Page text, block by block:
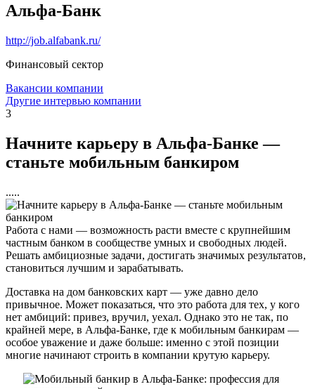
Альфа-Банк
http://job.alfabank.ru/
Финансовый сектор
Вакансии компании
Другие интервью компании
3
Начните карьеру в Альфа-Банке —
станьте мобильным банкиром
.....
Работа с нами — возможность расти вместе с крупнейшим
частным банком в сообществе умных и свободных людей.
Решать амбициозные задачи, достигать значимых результатов,
становиться лучшим и зарабатывать.
Доставка на дом банковских карт — уже давно дело
привычное. Может показаться, что это работа для тех, у кого
нет амбиций: привез, вручил, уехал. Однако это не так, по
крайней мере, в Альфа-Банке, где к мобильным банкирам —
особое уважение и даже больше: именно с этой позиции
многие начинают строить в компании крутую карьеру.